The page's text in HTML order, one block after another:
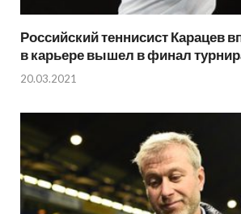
Российский теннисист Карацев
в карьере вышел в финал
20.03.2021